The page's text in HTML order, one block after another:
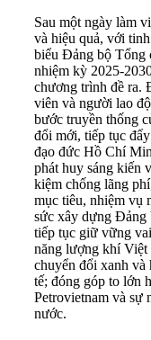
Sau một ngày làm
và hiệu quả, với
biểu Đảng bộ
nhiệm kỳ 2025-
chương trình đề ra.
viên và người lao
bước truyền thống
đổi mới, tiếp tục
đạo đức Hồ Chí
phát huy sáng kiến
kiệm chống lãng
mục tiêu, nhiệm vụ
sức xây dựng Đảng
tiếp tục giữ vững
năng lượng khí Việt
chuyển đổi xanh và
tế; đóng góp to lớn
Petrovietnam và sự
nước.